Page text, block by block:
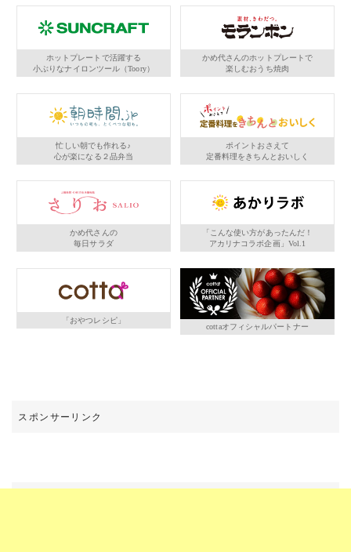
ホットプレートで活躍する
小ぶりなナイロンツール（Toory）
かめ代さんのホットプレートで
楽しむおうち焼肉
忙しい朝でも作れる♪
心が楽になる２品弁当
ポイントおさえて
定番料理をきちんとおいしく
かめ代さんの
毎日サラダ
「こんな使い方があったんだ！
アカリナコラボ企画」Vol.1
「おやつレシピ」
cottaオフィシャルパートナー